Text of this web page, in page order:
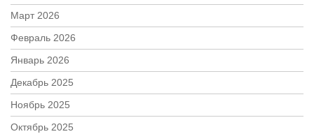
Март 2026
Февраль 2026
Январь 2026
Декабрь 2025
Ноябрь 2025
Октябрь 2025